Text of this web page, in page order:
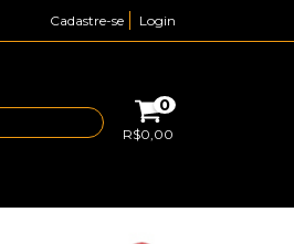
Cadastre-se Login
0
R$0,00